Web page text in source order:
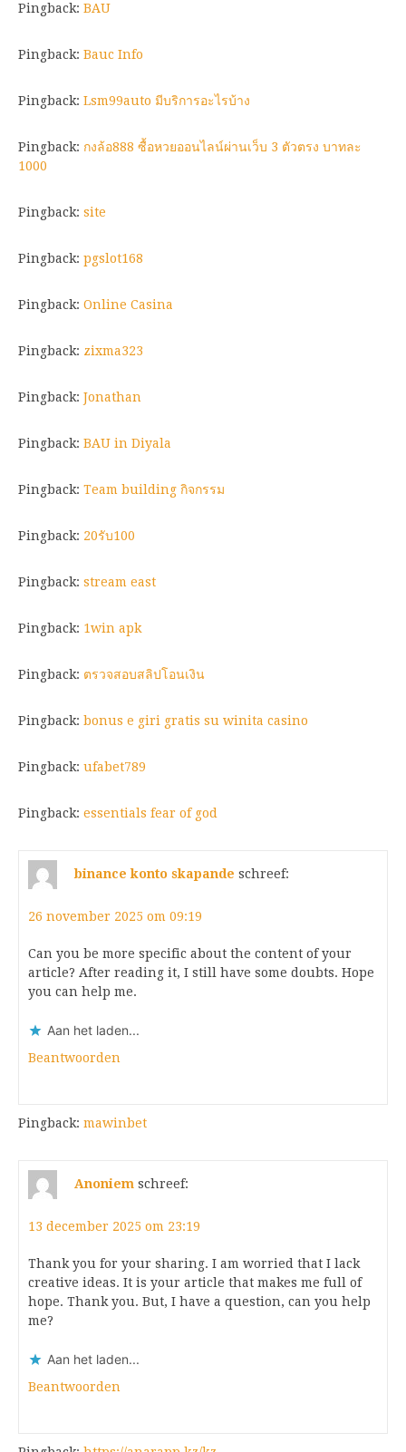
Pingback: BAU
Pingback: Bauc Info
Pingback: Lsm99auto มีบริการอะไรบ้าง
Pingback: กงล้อ888 ซื้อหวยออนไลน์ผ่านเว็บ 3 ตัวตรง บาทละ
1000
Pingback: site
Pingback: pgslot168
Pingback: Online Casina
Pingback: zixma323
Pingback: Jonathan
Pingback: BAU in Diyala
Pingback: Team building กิจกรรม
Pingback: 20รับ100
Pingback: stream east
Pingback: 1win apk
Pingback: ตรวจสอบสลิปโอนเงิน
Pingback: bonus e giri gratis su winita casino
Pingback: ufabet789
Pingback: essentials fear of god
binance konto skapande schreef:
26 november 2025 om 09:19
Can you be more specific about the content of your
article? After reading it, I still have some doubts. Hope
you can help me.
Aan het laden...
Beantwoorden
Pingback: mawinbet
Anoniem schreef:
13 december 2025 om 23:19
Thank you for your sharing. I am worried that I lack
creative ideas. It is your article that makes me full of
hope. Thank you. But, I have a question, can you help
me?
Aan het laden...
Beantwoorden